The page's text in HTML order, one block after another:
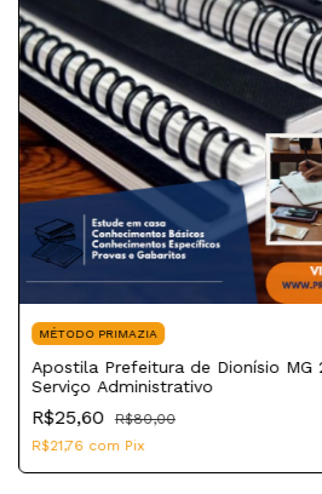
MÉTODO PRIMAZIA
Apostila Prefeitura de Dionísio MG
Serviço Administrativo
R$25,60
R$80,00
R$21,76 com Pix